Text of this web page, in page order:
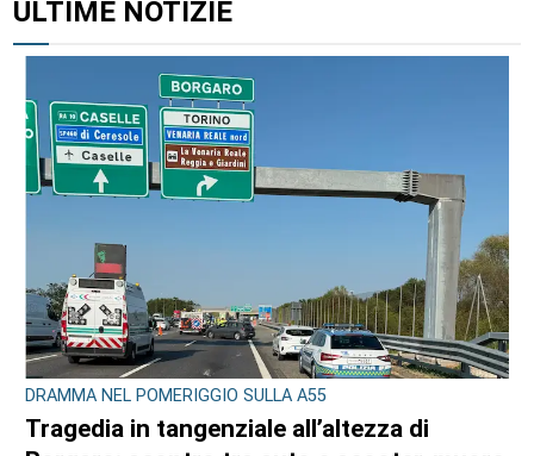
ALTRI ARTICOLI DI QUESTO AUTORE
CONSIGLIO REGIONALE
Ambiente e conti pubblici al centro